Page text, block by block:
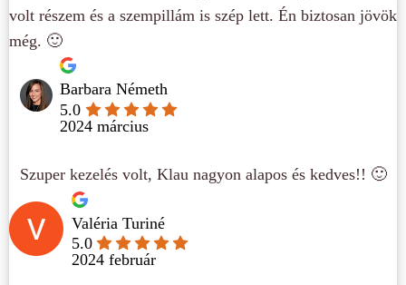
volt részem és a szempillám is szép lett. Én biztosan jövök
még. 🙂
Barbara Németh
5.0
2024 március
Szuper kezelés volt, Klau nagyon alapos és kedves!! 🙂
Valéria Turiné
5.0
2024 február